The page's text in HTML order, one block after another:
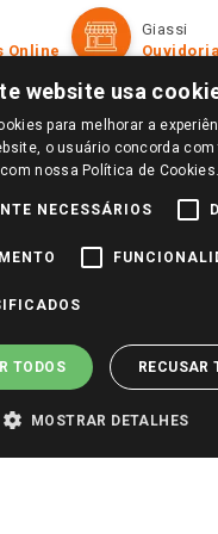
Online
Giassi
Ouvidoria
Segurança
website usa
para melhorar a
o usuário concorda
nossa Política de Cookies.
NECESSÁRIOS
TODOS RECUSAR
MOSTRAR DETALHES